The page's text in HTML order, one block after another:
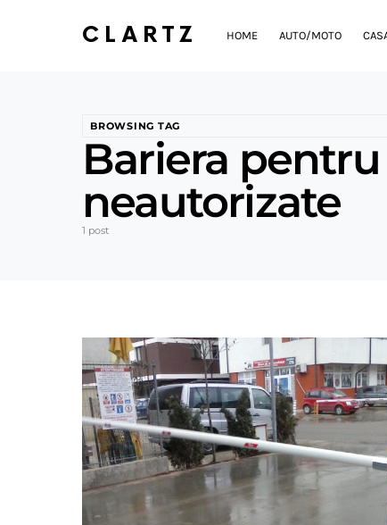
CLARTZ HOME AUTO/MOTO
BROWSING TAG
Bariera
neautorizate
1 post